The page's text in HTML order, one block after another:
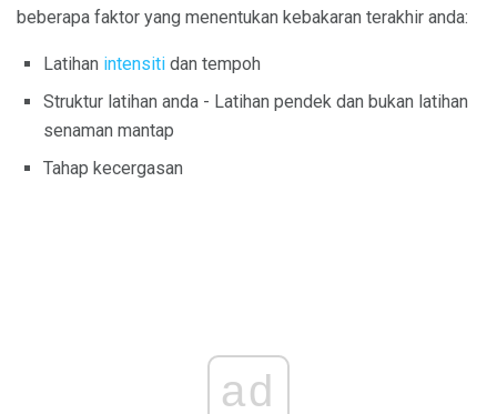
beberapa faktor yang menentukan kebakaran terakhir anda:
Latihan intensiti dan tempoh
Struktur latihan anda - Latihan pendek dan bukan latihan
senaman mantap
Tahap kecergasan
ad